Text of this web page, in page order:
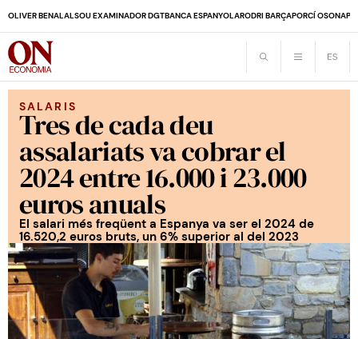
OLIVER BENALALSOU EXAMINADOR DGTBANCA ESPANYOLARODRI BARÇAPORCÍ OSONA
SALARIS
Tres de cada deu
assalariats va cobrar el
2024 entre 16.000 i 23.000
euros anuals
El salari més freqüent a Espanya va ser el 2024 de
16.520,2 euros bruts, un 6% superior al del 2023